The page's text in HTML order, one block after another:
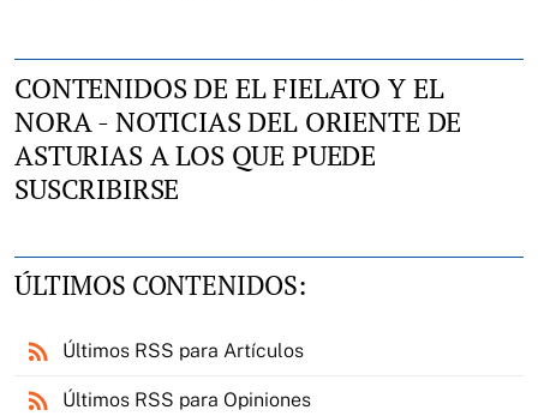
CONTENIDOS DE EL FIELATO Y EL
NORA - NOTICIAS DEL ORIENTE DE
ASTURIAS A LOS QUE PUEDE
SUSCRIBIRSE
ÚLTIMOS CONTENIDOS:
rss_feed Últimos RSS para Artículos
rss_feed Últimos RSS para Opiniones